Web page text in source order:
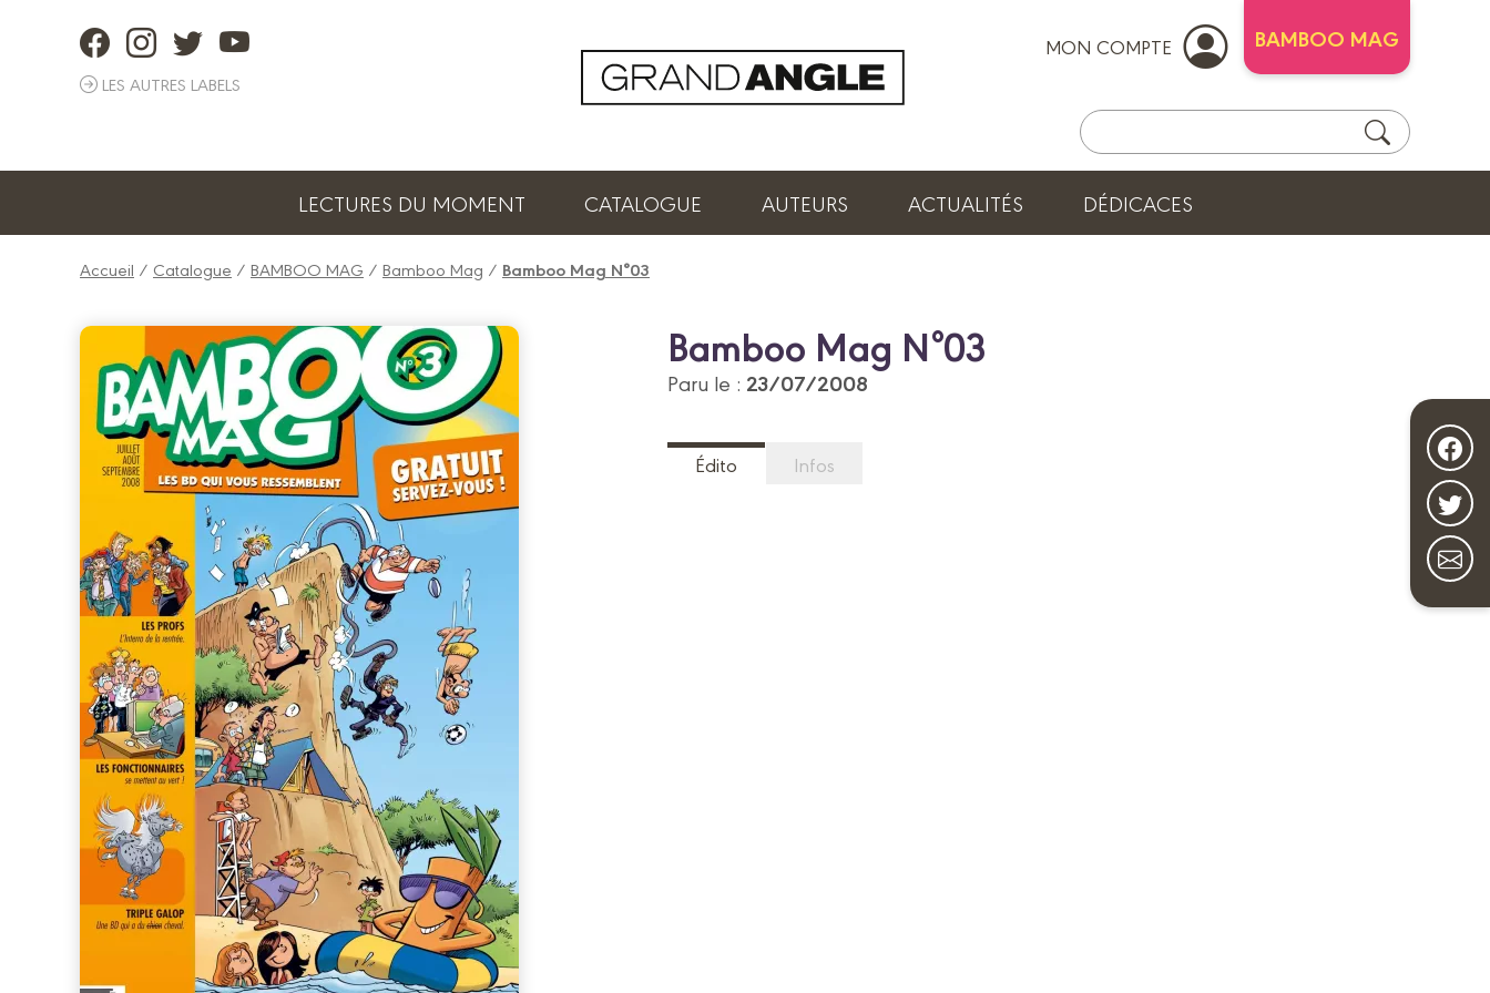
LES AUTRES LABELS
MON COMPTE BAMBOO MAG
LECTURES DU MOMENT CATALOGUE AUTEURS ACTUALITÉS DÉDICACES
Accueil / Catalogue / BAMBOO MAG / Bamboo Mag / Bamboo Mag N°03
Bamboo Mag N°03
Paru le : 23/07/2008
Édito Infos